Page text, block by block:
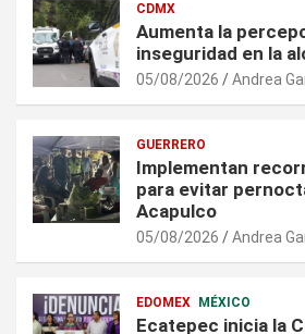
CDMX
Aumenta la
inseguridad en la
05/08/2026 Andrea
GUERRERO
Implementan
para evitar
Acapulco
05/08/2026 Andrea
EDOMEX MÉXICO
Ecatepec inicia la